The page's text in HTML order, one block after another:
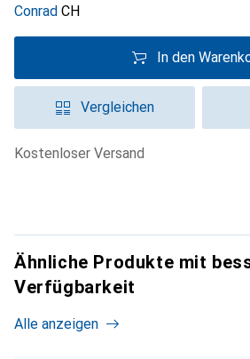
Conrad CH
In den
Vergleichen
kostenloser Versand
Ähnliche Produkte mit
Verfügbarkeit
Alle anzeigen